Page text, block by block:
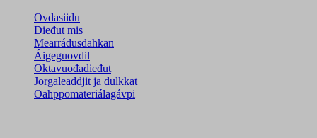
Ovdasiidu
Dieđut mis
Mearrádusdahkan
Áigeguovdil
Oktavuođadieđut
Jorgaleaddjit ja dulkkat
Oahppomateriálagávpi